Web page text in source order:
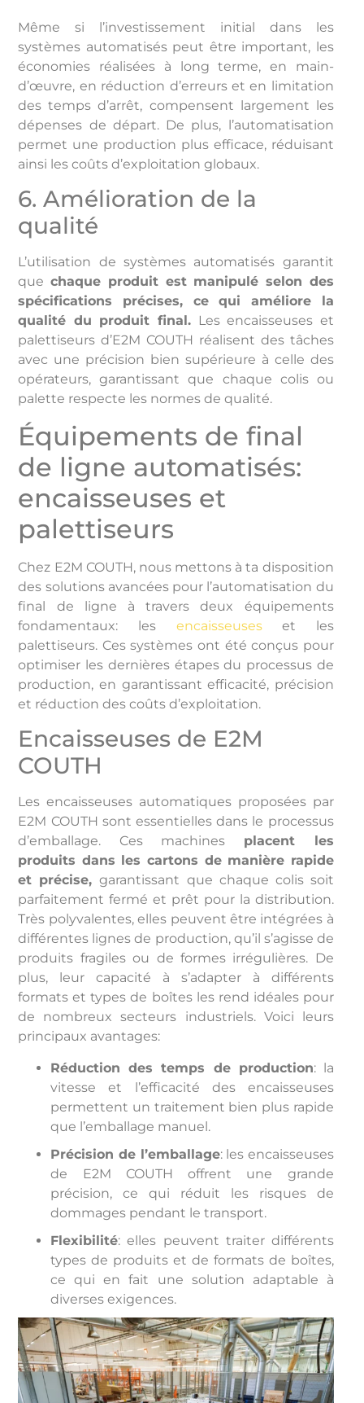
Même si l’investissement initial dans les
systèmes automatisés peut être important, les
économies réalisées à long terme, en main-
d’œuvre, en réduction d’erreurs et en limitation
des temps d’arrêt, compensent largement les
dépenses de départ. De plus, l’automatisation
permet une production plus efficace, réduisant
ainsi les coûts d’exploitation globaux.
6. Amélioration de la
qualité
L’utilisation de systèmes automatisés garantit
quechaque produit est manipulé selon des
spécifications précises, ce qui améliore la
qualité du produit final. Les encaisseuses et
palettiseurs d’E2M COUTH réalisent des tâches
avec une précision bien supérieure à celle des
opérateurs, garantissant que chaque colis ou
palette respecte les normes de qualité.
Équipements de final
de ligne automatisés:
encaisseuses et
palettiseurs
Chez E2M COUTH, nous mettons à ta disposition
des solutions avancées pour l’automatisation du
final de ligne à travers deux équipements
fondamentaux: les encaisseuseset les
palettiseurs. Ces systèmes ont été conçus pour
optimiser les dernières étapes du processus de
production, en garantissant efficacité, précision
et réduction des coûts d’exploitation.
Encaisseuses de E2M
COUTH
Les encaisseuses automatiques proposées par
E2M COUTH sont essentielles dans le processus
d’emballage. Ces machines placent les
produits dans les cartons de manière rapide
et précise,garantissant que chaque colis soit
parfaitement fermé et prêt pour la distribution.
Très polyvalentes, elles peuvent être intégrées à
différentes lignes de production, qu’il s’agisse de
produits fragiles ou de formes irrégulières. De
plus, leur capacité à s’adapter à différents
formats et types de boîtes les rend idéales pour
de nombreux secteurs industriels. Voici leurs
principaux avantages:
Réduction des temps de production: la
vitesse et l’efficacité des encaisseuses
permettent un traitement bien plus rapide
que l’emballage manuel.
Précision de l’emballage: les encaisseuses
de E2M COUTH offrent une grande
précision, ce qui réduit les risques de
dommages pendant le transport.
Flexibilité: elles peuvent traiter différents
types de produits et de formats de boîtes,
ce qui en fait une solution adaptable à
diverses exigences.